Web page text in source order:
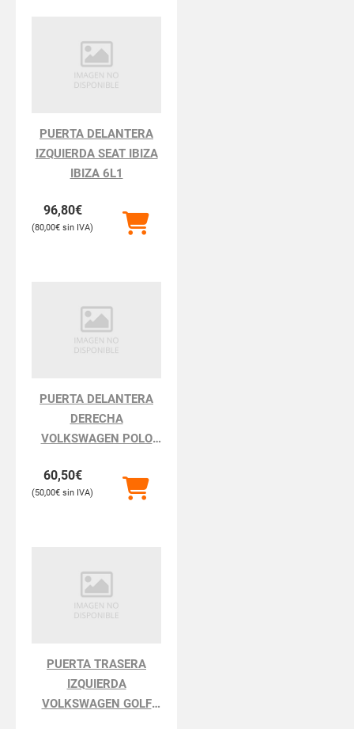
PUERTA DELANTERA
IZQUIERDA SEAT IBIZA
IBIZA 6L1
96,80€
80,00€
PUERTA DELANTERA
DERECHA
VOLKSWAGEN POLO
60,50€
50,00€
PUERTA TRASERA
IZQUIERDA
VOLKSWAGEN GOLF